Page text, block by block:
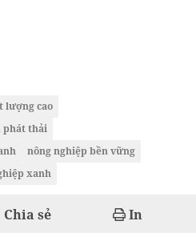
lượng cao
phát thải
nông nghiệp bền vững
xanh
Chia sẻ In